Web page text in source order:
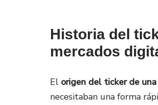
Historia del
mercados
El origen del ticker de
necesitaban una forma